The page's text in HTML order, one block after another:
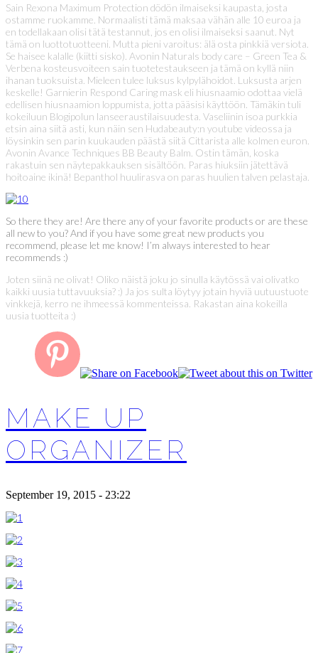
Sain Rexona Maximum Protection dödön ilmaiseksi kaupasta, josta
ostamme ruokamme. Normaalisti tämä maksaa vähän alle 10 euroa ja
en todellakaan olisi tätä testannut, jos en olisi ilmaiseksi saanut. Nyt
tämä on luottotuotteeni. Mutta pieni varoitus: älä osta pinkkiä versiota.
Se haisee kalalle (kiitti sisko). Avonin Naturals body care – Green Tea &
Verbena kosteusvoiteen sain tuotetestaukseen ja tämä on kyllä niin
ihanan tuoksuista. Mieleen tulee luksus kylpylähoidot. Luksusta arjen
keskelle! Garnierin Respond Caring mask eli hiusnaamio odottaa vielä
edellisen hiusnaamion loppumista, jotta pääsisi käyttöön. Tämäkin tuli
kokeiluun Blogipolun lanseeraustilaisuudesta. Vaseliinin isoa purkkia
etsin aina siitä asti, kun näin sen Hudabeauty:n youtube videossa ja
löysinkin sen parin kuukauden päästä siitä Cittarista alle kolmen euron.
Avonin Avance Techniques BB Beauty Balm. Ostin tämän, koska
rakastuin sen näytepakkauksen sisältöön. Paras hiuksiin jätettävä
hoitoaine ikinä! Bepanthol huulirasva on paras huulien talven pelastaja.
So there they are! Are there any of your favorite products or are these
all new to you? And if you have some great new products you
recommend, please let me know! I’m always interested to hear
recommends :)
Joten siinä ne olivat! Oliko näistä joku jo sinulla käytössä vai olivatko
kaikki uusia tuttavuuksia? :) Ja jos sulta löytyy jotain hyviä uutuustuote
vinkkejä, kerro ne ihmeessä kommenteissa. Rakastan aina kokeilla
uusia tuotteita :)
MAKE UP
ORGANIZER
September 19, 2015 - 23:22